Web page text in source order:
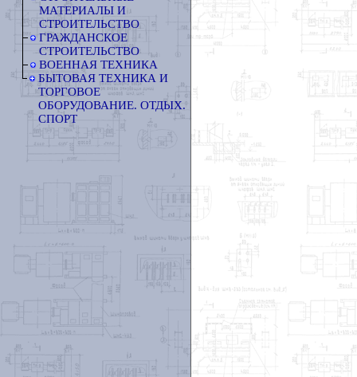
МАТЕРИАЛЫ И
СТРОИТЕЛЬСТВО
ГРАЖДАНСКОЕ
СТРОИТЕЛЬСТВО
ВОЕННАЯ ТЕХНИКА
БЫТОВАЯ ТЕХНИКА И
ТОРГОВОЕ
ОБОРУДОВАНИЕ. ОТДЫХ.
СПОРТ